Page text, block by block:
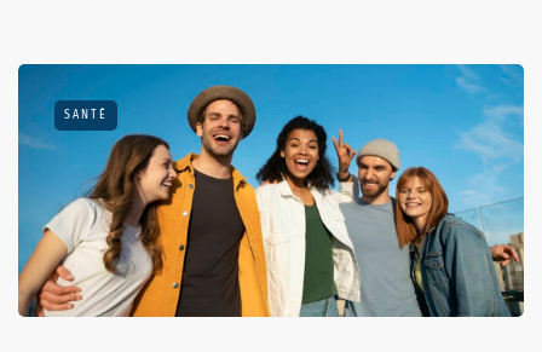
SANTÉ